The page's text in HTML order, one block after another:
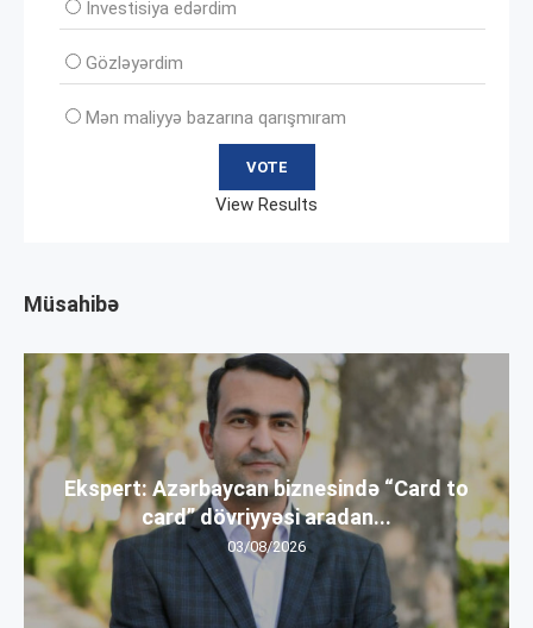
İnvеstisiya edərdim
Gözləyərdim
Mən maliyyə bazarına qarışmıram
View Results
Müsahibə
Ekspert: Azərbaycan biznesində “Card to
card” dövriyyəsi aradan...
03/08/2026